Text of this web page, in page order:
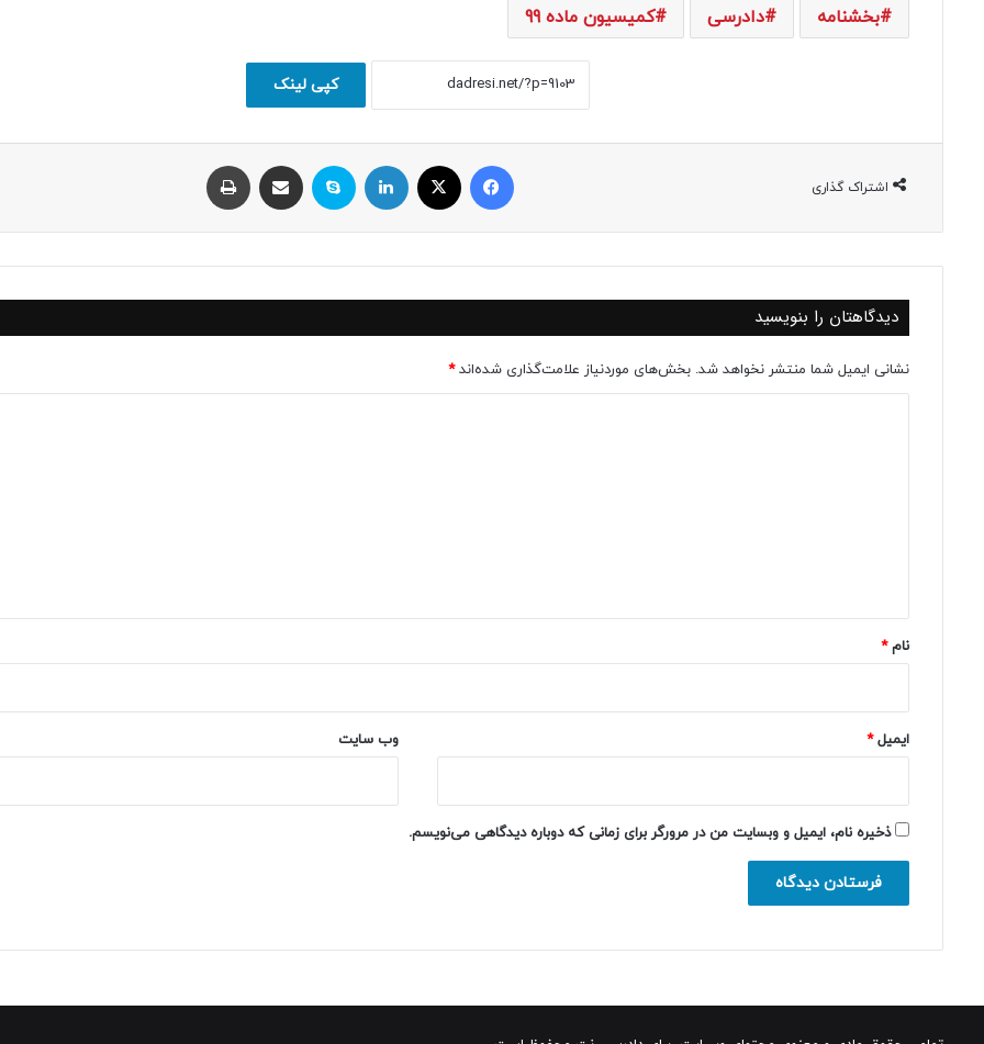
بخشنامه دادرسی کمیسیون ماده 99
کپی لینک
اشتراک گذاری
فیسبوک ایکس لینکداین اسکایپ اشتراک با ایمیل
دیدگاهتان را بنویسید
نشانی ایمیل شما منتشر نخواهد شد. بخش‌های موردنیاز علامت‌گذاری شده‌اند*
نام*
ایمیل* وب‌ سایت
ذخیره نام، ایمیل و وبسایت من در مرورگر برای زمانی که دوباره دیدگاهی می‌نویسم.